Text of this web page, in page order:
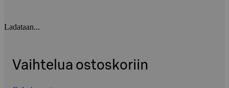
Ladataan...
Vaihtelua ostoskoriin